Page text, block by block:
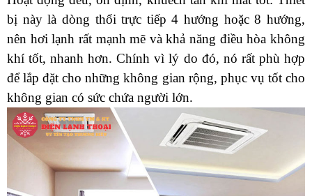
bị này là dòng thổi trực tiếp 4 hướng hoặc 8 hướng,
nên hơi lạnh rất mạnh mẽ và khả năng điều hòa không
khí tốt, nhanh hơn. Chính vì lý do đó, nó rất phù hợp
để lắp đặt cho những không gian rộng, phục vụ tốt cho
không gian có sức chứa người lớn.